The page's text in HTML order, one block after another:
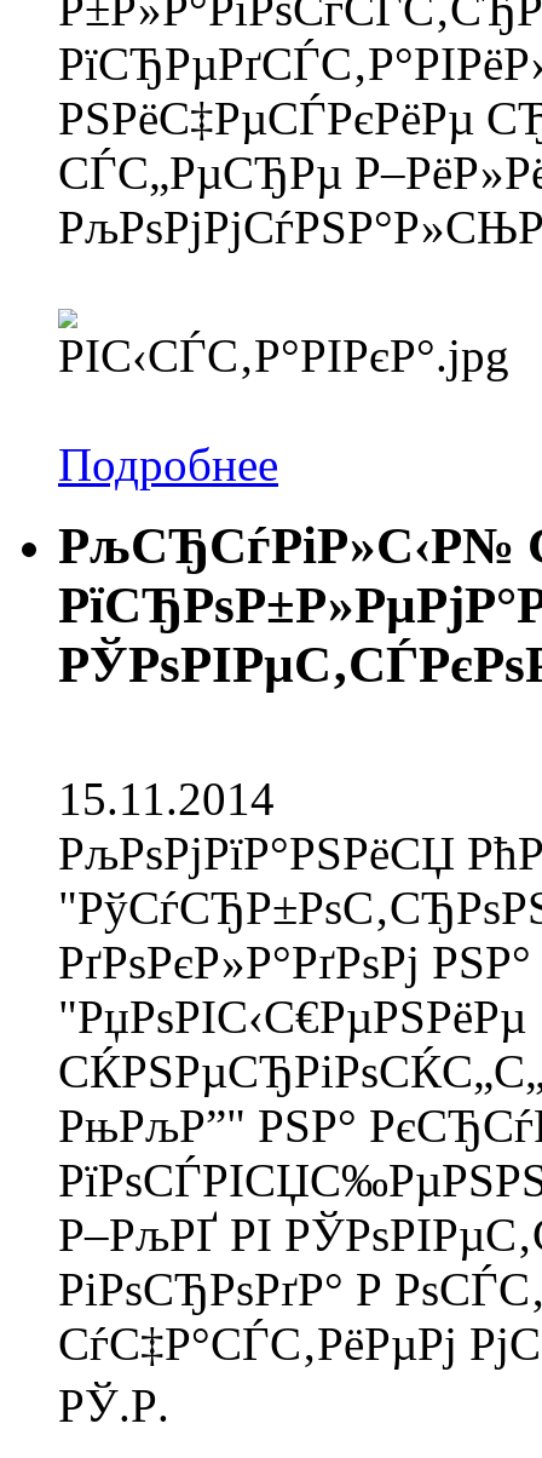
РЅРёС‡РµСЃРєРёРµ
СЃС„РµСЂРµ
Подробнее
РљСЂСѓРіР»С‹Р№
15.11.2014
РљРѕРјРїР°РЅРёСЏ
РґРѕРєР»Р°РґРѕРј
"РџРѕРІС‹С€РµРЅРёРµ
РњРљР”" РЅР°
Р–РљРҐ РІ
РіРѕСЂРѕРґР° Р
СѓС‡Р°СЃС‚РёРµРј
РЎ.Р.